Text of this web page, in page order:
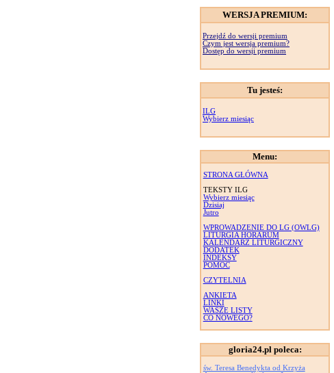
WERSJA PREMIUM:
Przejdź do wersji premium
Czym jest wersja premium?
Dostęp do wersji premium
Tu jesteś:
ILG
Wybierz miesiąc
Menu:
STRONA GŁÓWNA
TEKSTY ILG
Wybierz miesiąc
Dzisiaj
Jutro
WPROWADZENIE DO LG (OWLG)
LITURGIA HORARUM
KALENDARZ LITURGICZNY
DODATEK
INDEKSY
POMOC
CZYTELNIA
ANKIETA
LINKI
WASZE LISTY
CO NOWEGO?
gloria24.pl poleca:
św. Teresa Benedykta od Krzyża